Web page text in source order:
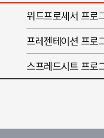
워드프로세서 프로
프레젠테이션 프로
스프레드시트 프로